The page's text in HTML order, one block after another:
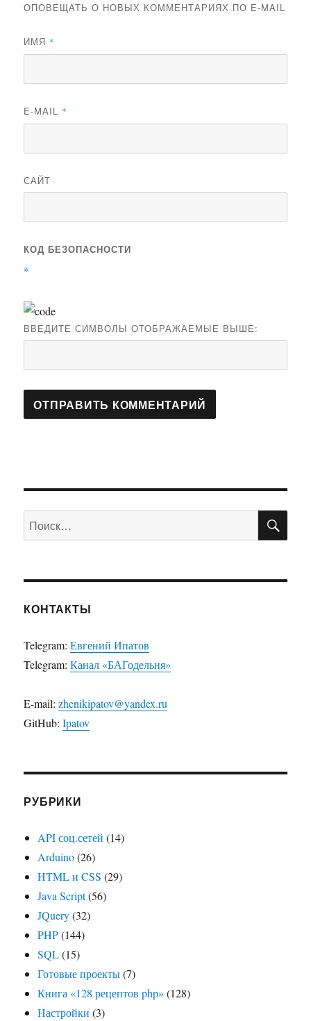
ОПОВЕЩАТЬ О НОВЫХ КОММЕНТАРИЯХ ПО E-MAIL
ИМЯ *
E-MAIL *
САЙТ
КОД БЕЗОПАСНОСТИ
*
ВВЕДИТЕ СИМВОЛЫ ОТОБРАЖАЕМЫЕ ВЫШЕ:
Искать:
КОНТАКТЫ
Telegram:Евгений Ипатов
Telegram:Канал «БАГодельня»
E-mail:zhenikipatov@yandex.ru
GitHub:Ipatov
РУБРИКИ
API соц.сетей (14)
Arduino(26)
HTML и CSS (29)
Java Script(56)
JQuery(32)
PHP(144)
SQL(15)
Готовые проекты(7)
Книга «128 рецептов php» (128)
Настройки (3)